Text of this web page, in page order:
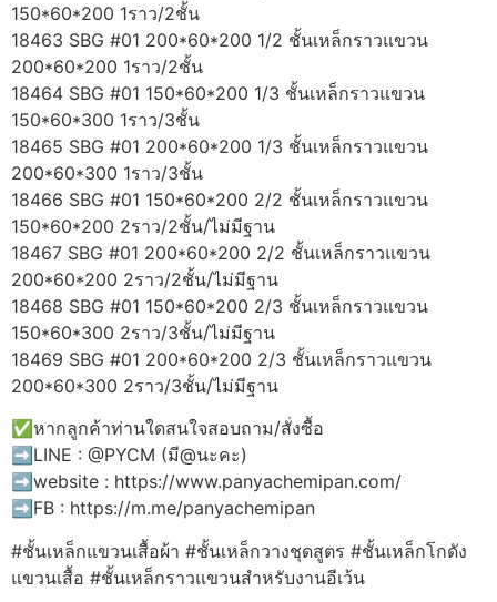
150*60*200 1ราว/2ชั้น
18463 SBG #01 200*60*200 1/2 ชั้นเหล็กราวแขวน
200*60*200 1ราว/2ชั้น
18464 SBG #01 150*60*200 1/3 ชั้นเหล็กราวแขวน
150*60*300 1ราว/3ชั้น
18465 SBG #01 200*60*200 1/3 ชั้นเหล็กราวแขวน
200*60*300 1ราว/3ชั้น
18466 SBG #01 150*60*200 2/2 ชั้นเหล็กราวแขวน
150*60*200 2ราว/2ชั้น/ไม่มีฐาน
18467 SBG #01 200*60*200 2/2 ชั้นเหล็กราวแขวน
200*60*200 2ราว/2ชั้น/ไม่มีฐาน
18468 SBG #01 150*60*200 2/3 ชั้นเหล็กราวแขวน
150*60*300 2ราว/3ชั้น/ไม่มีฐาน
18469 SBG #01 200*60*200 2/3 ชั้นเหล็กราวแขวน
200*60*300 2ราว/3ชั้น/ไม่มีฐาน
✅หากลูกค้าท่านใดสนใจสอบถาม/สั่งซื้อ
➡️LINE : @PYCM (มี@นะคะ)
➡️website : https://www.panyachemipan.com/
➡️FB : https://m.me/panyachemipan
#ชั้นเหล็กแขวนเสื้อผ้า #ชั้นเหล็กวางชุดสูตร #ชั้นเหล็กโกดัง
แขวนเสื้อ #ชั้นเหล็กราวแขวนสำหรับงานอีเว้น